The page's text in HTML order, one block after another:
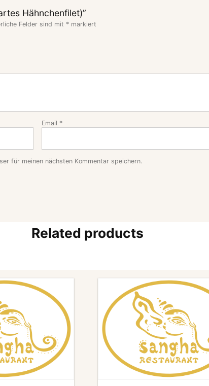
Hähnchenfilet)”
Felder sind mit * markiert
Email *
für meinen nächsten Kommentar speichern.
Related products